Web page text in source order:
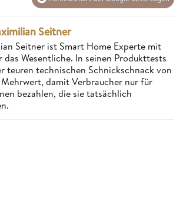
Seitner
Seitner ist Smart Home Experte mit
das Wesentliche. In seinen Produkttests
teuren technischen Schnickschnack von
damit Verbraucher nur für
bezahlen, die sie tatsächlich